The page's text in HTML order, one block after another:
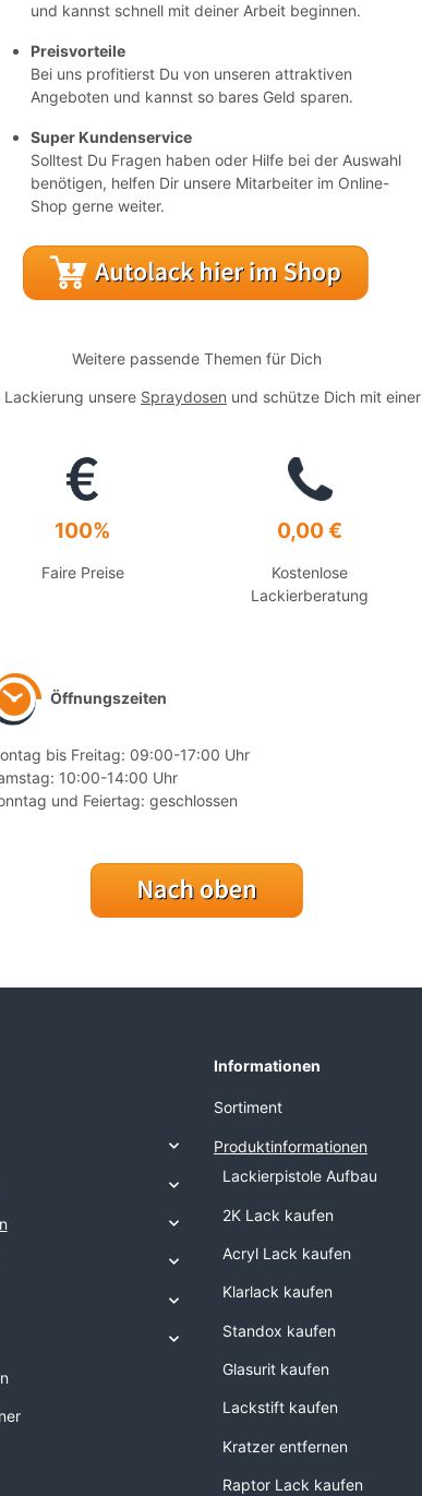
und kannst schnell mit deiner Arbeit beginnen.
Preisvorteile
Bei uns profitierst Du von unseren attraktiven
Angeboten und kannst so bares Geld sparen.
Super Kundenservice
Solltest Du Fragen haben oder Hilfe bei der Auswahl
benötigen, helfen Dir unsere Mitarbeiter im Online-
Shop gerne weiter.
Weitere passende Themen für Dich
unsere Spraydosen und schütze Dich mit einer
100%
Faire Preise
0,00 €
Kostenlose
Lackierberatung
Öffnungszeiten
bis Freitag: 09:00-17:00 Uhr
10:00-14:00 Uhr
und Feiertag: geschlossen
Informationen
Sortiment
Produktinformationen
Lackierpistole Aufbau
2K Lack kaufen
Acryl Lack kaufen
Klarlack kaufen
Standox kaufen
Glasurit kaufen
Lackstift kaufen
Kratzer entfernen
Raptor Lack kaufen